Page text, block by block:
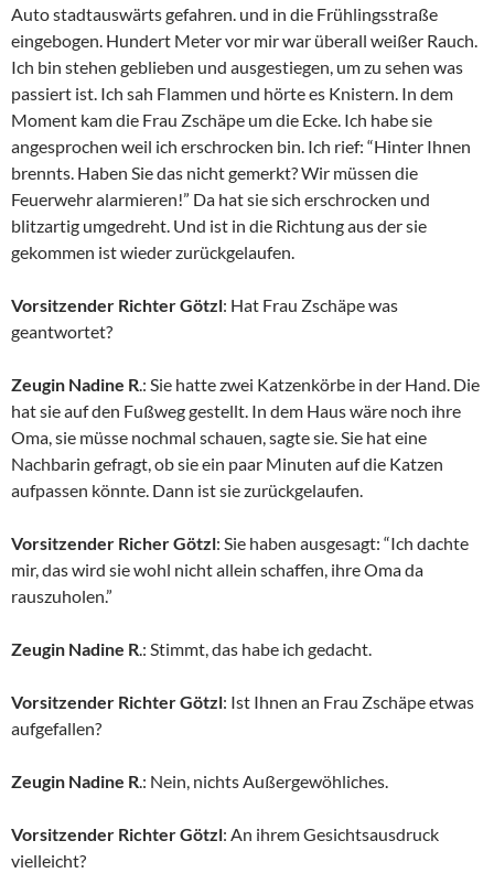
Auto stadtauswärts gefahren. und in die Frühlingsstraße
eingebogen. Hundert Meter vor mir war überall weißer Rauch.
Ich bin stehen geblieben und ausgestiegen, um zu sehen was
passiert ist. Ich sah Flammen und hörte es Knistern. In dem
Moment kam die Frau Zschäpe um die Ecke. Ich habe sie
angesprochen weil ich erschrocken bin. Ich rief: “Hinter Ihnen
brennts. Haben Sie das nicht gemerkt? Wir müssen die
Feuerwehr alarmieren!” Da hat sie sich erschrocken und
blitzartig umgedreht. Und ist in die Richtung aus der sie
gekommen ist wieder zurückgelaufen.
Vorsitzender Richter Götzl: Hat Frau Zschäpe was
geantwortet?
Zeugin Nadine R.: Sie hatte zwei Katzenkörbe in der Hand. Die
hat sie auf den Fußweg gestellt. In dem Haus wäre noch ihre
Oma, sie müsse nochmal schauen, sagte sie. Sie hat eine
Nachbarin gefragt, ob sie ein paar Minuten auf die Katzen
aufpassen könnte. Dann ist sie zurückgelaufen.
Vorsitzender Richer Götzl: Sie haben ausgesagt: “Ich dachte
mir, das wird sie wohl nicht allein schaffen, ihre Oma da
rauszuholen.”
Zeugin Nadine R.: Stimmt, das habe ich gedacht.
Vorsitzender Richter Götzl: Ist Ihnen an Frau Zschäpe etwas
aufgefallen?
Zeugin Nadine R.: Nein, nichts Außergewöhliches.
Vorsitzender Richter Götzl: An ihrem Gesichtsausdruck
vielleicht?